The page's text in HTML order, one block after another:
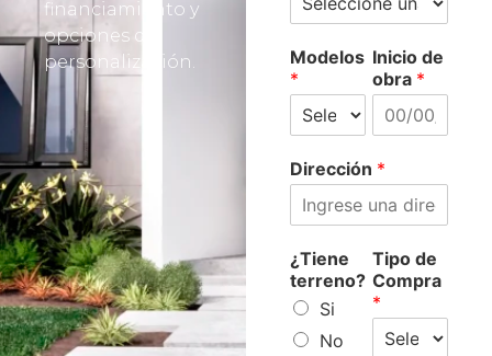
financiamiento y
opciones de
personalización.
Modelos
*
Inicio de
obra *
Dirección *
¿Tiene
terreno?
Si
No
Tipo de
Compra
*